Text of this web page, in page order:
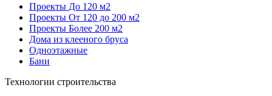
Проекты До 120 м2
Проекты От 120 до 200 м2
Проекты Более 200 м2
Дома из клееного бруса
Одноэтажные
Бани
Технологии строительства